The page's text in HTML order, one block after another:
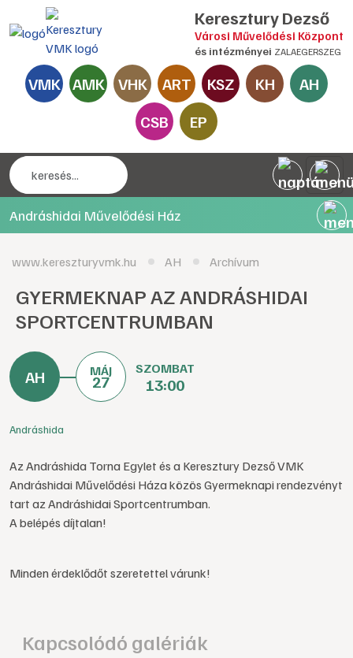
Keresztury Dezső
Városi Művelődési Központ
és intézményei ZALAEGERSZEG
VMK AMK VHK ART KSZ KH
AH
CSB
EP
Andráshidai Művelődési Ház
www.kereszturyvmk.hu AH Archívum
GYERMEKNAP AZ ANDRÁSHIDAI
SPORTCENTRUMBAN
MÁJ
27
SZOMBAT
13:00
Andráshida
Az Andráshida Torna Egylet és a Keresztury Dezső VMK
Andráshidai Művelődési Háza közös Gyermeknapi rendezvényt
tart az Andráshidai Sportcentrumban.
A belépés díjtalan!
Minden érdeklődőt szeretettel várunk!
Kapcsolódó galériák